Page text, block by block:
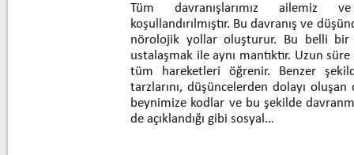
Tüm davranışlarımız ailemiz
koşullandırılmıştır. Bu davranış ve
nörolojik yollar oluşturur. Bu belli bir
ustalaşmak ile aynı mantıktır. Uzun
tüm hareketleri öğrenir. Benzer
tarzlarını, düşüncelerden dolayı
beynimize kodlar ve bu şekilde
de açıklandığı gibi sosyal…